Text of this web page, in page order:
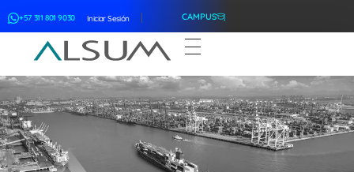
+57 311 801 9030 Iniciar Sesión CAMPUS
ALSUM